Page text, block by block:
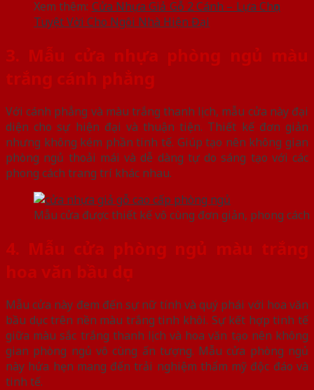
Xem thêm: Cửa Nhựa Giả Gỗ 2 Cánh – Lựa Chọn
Tuyệt Vời Cho Ngôi Nhà Hiện Đại
3. Mẫu cửa nhựa phòng ngủ màu
trắng cánh phẳng
Với cánh phẳng và màu trắng thanh lịch, mẫu cửa này đại
diện cho sự hiện đại và thuận tiện. Thiết kế đơn giản
nhưng không kém phần tinh tế. Giúp tạo nên không gian
phòng ngủ thoải mái và dễ dàng tự do sáng tạo với các
phong cách trang trí khác nhau.
Mẫu cửa được thiết kế vô cùng đơn giản, phong cách
4. Mẫu cửa phòng ngủ màu trắng
hoa văn bầu dục
Mẫu cửa này đem đến sự nữ tính và quý phái với hoa văn
bầu dục trên nền màu trắng tinh khôi. Sự kết hợp tinh tế
giữa màu sắc trắng thanh lịch và hoa văn tạo nên không
gian phòng ngủ vô cùng ấn tượng. Mẫu cửa phòng ngủ
này hứa hẹn mang đến trải nghiệm thẩm mỹ độc đáo và
tinh tế.